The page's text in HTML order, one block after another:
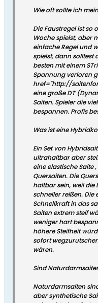
Wie oft sollte ich
Die Faustregel ist so
Woche spielst, aber
einfache Regel und
spielst, dann solltest
besten mit einem
Spannung verloren
href="http://
eine große DT
Saiten. Spieler die
bespannen. Profis
Was ist eine
Ein Set von
ultrahaltbar aber
eine elastische Saite
Quersaiten. Die
haltbar sein, weil die
schneller reißen. Die
Schnellkraft in das
Saiten extrem steif
weniger hart
höhere Steifheit
sofort
wären.
Sind
Naturdarmsaiten
aber synthetische